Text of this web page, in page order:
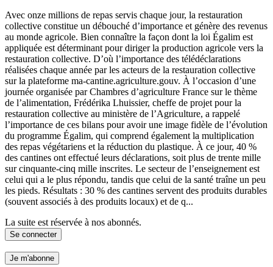
Avec onze millions de repas servis chaque jour, la restauration
collective constitue un débouché d’importance et génère des revenus
au monde agricole. Bien connaître la façon dont la loi Égalim est
appliquée est déterminant pour diriger la production agricole vers la
restauration collective. D’où l’importance des télédéclarations
réalisées chaque année par les acteurs de la restauration collective
sur la plateforme ma-cantine.agriculture.gouv. À l’occasion d’une
journée organisée par Chambres d’agriculture France sur le thème
de l’alimentation, Frédérika Lhuissier, cheffe de projet pour la
restauration collective au ministère de l’Agriculture, a rappelé
l’importance de ces bilans pour avoir une image fidèle de l’évolution
du programme Égalim, qui comprend également la multiplication
des repas végétariens et la réduction du plastique. À ce jour, 40 %
des cantines ont effectué leurs déclarations, soit plus de trente mille
sur cinquante-cinq mille inscrites. Le secteur de l’enseignement est
celui qui a le plus répondu, tandis que celui de la santé traîne un peu
les pieds. Résultats : 30 % des cantines servent des produits durables
(souvent associés à des produits locaux) et de q...
La suite est réservée à nos abonnés.
Se connecter
Je m'abonne